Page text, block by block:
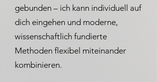
gebunden – ich kann individuell auf
dich eingehen und moderne,
wissenschaftlich fundierte
Methoden flexibel miteinander
kombinieren.